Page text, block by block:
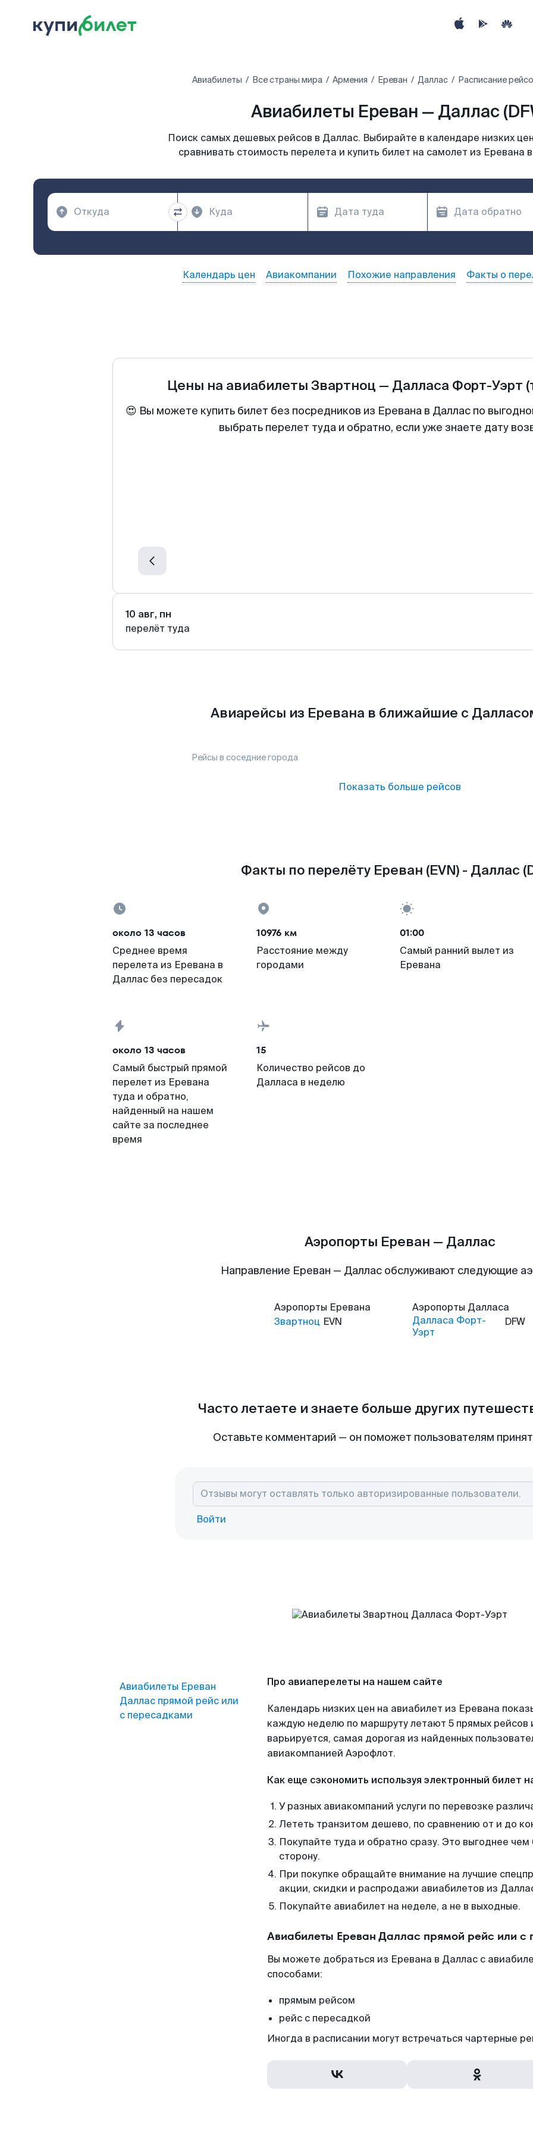
Авиабилеты Все страны мира Армения Ереван Даллас Расписание
Авиабилеты Ереван — Даллас
Поиск самых дешевых рейсов в Даллас. Выбирайте в календаре низких
сравнивать стоимость перелета и купить билет на самолет из Еревана
Календарь цен Авиакомпании Похожие направления Факты о
Цены на авиабилеты Звартноц — Далласа Форт-Уэрт
😍 Вы можете купить билет без посредников из Еревана в Даллас по
выбрать перелет туда и обратно, если уже знаете дату
10 авг, пн
перелёт туда
Авиарейсы из Еревана в ближайшие с
Рейсы в соседние города
Показать больше рейсов
Факты по перелёту Ереван (EVN) - Даллас
около 13 часов
Среднее время
перелета из Еревана в
Даллас без пересадок
10976 км
Расстояние между
городами
01:00
Самый ранний вылет из
Еревана
около 13 часов
Самый быстрый прямой
перелет из Еревана
туда и обратно,
найденный на нашем
сайте за последнее
время
15
Количество рейсов до
Далласа в неделю
Аэропорты Ереван — Даллас
Направление Ереван — Даллас обслуживают следующие
Аэропорты Еревана
Звартноц EVN
Аэропорты Далласа
Далласа Форт-
Уэрт
DFW
Часто летаете и знаете больше других
Оставьте комментарий — он поможет пользователям
Войти
Авиабилеты Ереван
Даллас прямой рейс или
с пересадками
Про авиаперелеты на нашем сайте
Календарь низких цен на авиабилет из Еревана
каждую неделю по маршруту летают 5 прямых рейсов
варьируется, самая дорогая из найденных
авиакомпанией Аэрофлот.
Как еще сэкономить используя электронный билет
У разных авиакомпаний услуги по перевозке
Лететь транзитом дешево, по сравнению от и до
Покупайте туда и обратно сразу. Это выгоднее
сторону.
При покупке обращайте внимание на лучшие
акции, скидки и распродажи авиабилетов из
Покупайте авиабилет на неделе, а не в выходные.
Авиабилеты Ереван Даллас прямой рейс или с
Вы можете добраться из Еревана в Даллас с
способами:
прямым рейсом
рейс с пересадкой
Иногда в расписании могут встречаться чартерные